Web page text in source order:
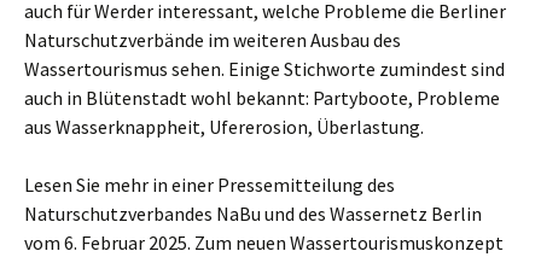
auch für Werder interessant, welche Probleme die Berliner
Naturschutzverbände im weiteren Ausbau des
Wassertourismus sehen. Einige Stichworte zumindest sind
auch in Blütenstadt wohl bekannt: Partyboote, Probleme
aus Wasserknappheit, Ufererosion, Überlastung.
Lesen Sie mehr in einer Pressemitteilung des
Naturschutzverbandes NaBu und des Wassernetz Berlin
vom 6. Februar 2025. Zum neuen Wassertourismuskonzept